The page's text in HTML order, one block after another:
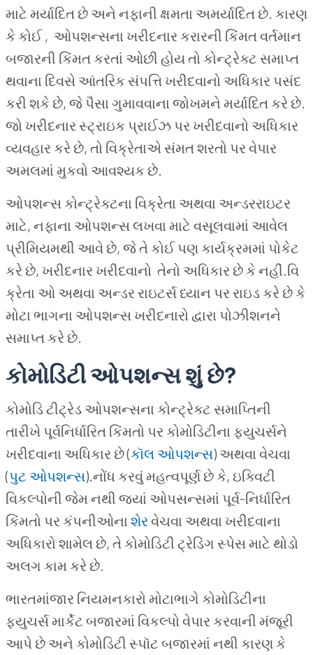
માટે મર્યાદિત છે અને નફાની ક્ષમતા અમર્યાદિત છે. કારણ
કે કોઈ , ઓપશન્સના ખરીદનાર કરારની કિંમત વર્તમાન
બજારની કિંમત કરતાં ઓછી હોય તો કોન્ટ્રેક્ટ સમાપ્ત
થવાના દિવસે આંતરિક સંપત્તિ ખરીદવાનો અધિકાર પસંદ
કરી શકે છે, જે પૈસા ગુમાવવાના જોખમને મર્યાદિત કરે છે.
જો ખરીદનાર સ્ટ્રાઇક પ્રાઈઝ પર ખરીદવાનો અધિકાર
વ્યવહાર કરે છે, તો વિક્રેતાએ સંમત શરતો પર વેપાર
અમલમાં મુકવો આવશ્યક છે.
ઓપશન્સ કોન્ટ્રેક્ટના વિક્રેતા અથવા અન્ડરરાઇટર
માટે, નફાના ઓપશન્સ લખવા માટે વસૂલવામાં આવેલ
પ્રીમિયમથી આવે છે, જે તે કોઈ પણ કાર્યક્રમમાં પોકેટ
કરે છે, ખરીદનાર ખરીદવાનો તેનો અધિકાર છે કે નહીં.વિ
ક્રેતા ઓ અથવા અન્ડર રાઇટર્સ ધ્યાન પર રાઇડ કરે છે કે
મોટા ભાગના ઓપશન્સ ખરીદનારો દ્વારા પોઝીશનને
સમાપ્ત કરે છે.
કોમોડિટી ઓપશન્સ શું છે?
કોમોડિ ટીટ્રેડ ઓપશન્સના કોન્ટ્રેક્ટ સમાપ્તિની
તારીખે પૂર્વનિર્ધારિત કિંમતો પર કોમોડિટીના ફ્યુચર્સને
ખરીદવાના અધિકાર છે (કૉલ ઓપશન્સ) અથવા વેચવા
(પુટ ઓપશન્સ).નોંધ કરવું મહત્વપૂર્ણ છે કે, ઇક્વિટી
વિકલ્પોની જેમ નથી જ્યાં ઓપસન્સમાં પૂર્વ-નિર્ધારિત
કિંમતો પર કંપનીઓના શેરવેચવા અથવા ખરીદવાના
અધિકારો શામેલ છે, તે કોમોડિટી ટ્રેડિંગ સ્પેસ માટે થોડો
અલગ કામ કરે છે.
ભારતમાંજાર નિયમનકારો મોટાભાગે કોમોડિટીના
ફ્યુચર્સ માર્કેટ બજારમાં વિકલ્પો વેપાર કરવાની મંજૂરી
આપે છે અને કોમોડિટી સ્પૉટ બજારમાં નથી કારણ કે